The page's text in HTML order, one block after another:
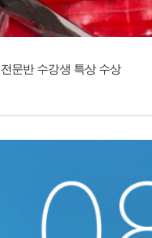
문반 수강생 특상 수상